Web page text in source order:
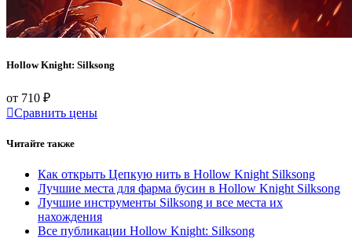
Hollow Knight: Silksong
от 710 ₽
Сравнить цены
Читайте также
Как открыть Цепкую нить в Hollow Knight Silksong
Лучшие места для фарма бусин в Hollow Knight Silksong
Лучшие инструменты Silksong и все места их
нахождения
Все публикации Hollow Knight: Silksong